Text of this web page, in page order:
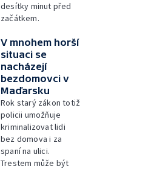
desítky minut před
začátkem.
V mnohem horší
situaci se
nacházejí
bezdomovci v
Maďarsku
Rok starý zákon totiž
policii umožňuje
kriminalizovat lidi
bez domova i za
spaní na ulici.
Trestem může být